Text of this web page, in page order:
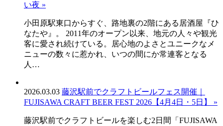
い夜 »
小田原駅東口からすぐ、路地裏の2階にある居酒屋『ひ
なたや』。 2011年のオープン以来、地元の人々や観光
客に愛され続けている。居心地のよさとユニークなメ
ニューの数々に惹かれ、いつの間にか常連客となる
人…
2026.03.03 藤沢駅前でクラフトビールフェス開催｜
FUJISAWA CRAFT BEER FEST 2026【4月4日・5日】 »
藤沢駅前でクラフトビールを楽しむ2日間「FUJISAWA